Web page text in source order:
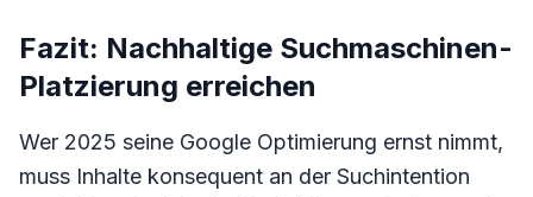
Fazit: Nachhaltige Suchmaschinen-
Platzierung erreichen
Wer 2025 seine Google Optimierung ernst nimmt,
muss Inhalte konsequent an der Suchintention